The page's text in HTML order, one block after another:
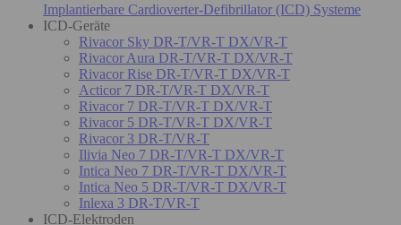
Implantierbare Cardioverter-Defibrillator (ICD) Systeme
ICD-Geräte
Rivacor Sky DR-T/VR-T DX/VR-T
Rivacor Aura DR-T/VR-T DX/VR-T
Rivacor Rise DR-T/VR-T DX/VR-T
Acticor 7 DR-T/VR-T DX/VR-T
Rivacor 7 DR-T/VR-T DX/VR-T
Rivacor 5 DR-T/VR-T DX/VR-T
Rivacor 3 DR-T/VR-T
Ilivia Neo 7 DR-T/VR-T DX/VR-T
Intica Neo 7 DR-T/VR-T DX/VR-T
Intica Neo 5 DR-T/VR-T DX/VR-T
Inlexa 3 DR-T/VR-T
ICD-Elektroden